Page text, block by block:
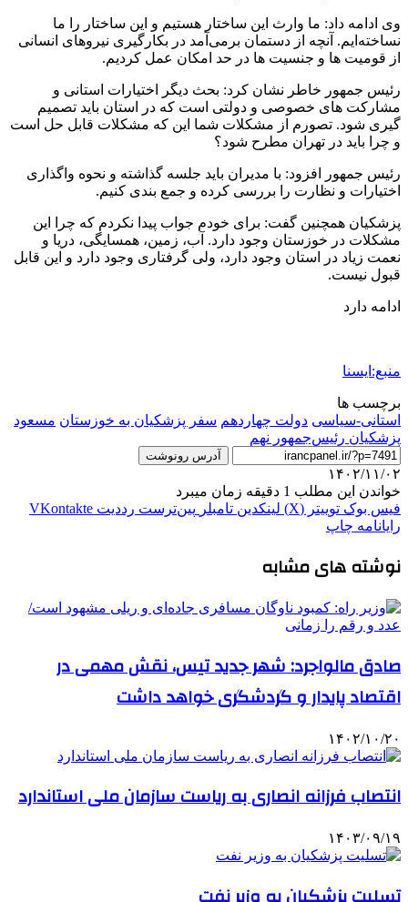
وی ادامه داد: ما وارث این ساختار هستیم و این ساختار را ما
نساخته‌ایم. آنچه از دستمان برمی‌آمد در بکارگیری نیروهای انسانی
از قومیت ها و جنسیت ها در حد امکان عمل کردیم.
رئیس جمهور خاطر نشان کرد: بحث دیگر اختیارات استانی و
مشارکت های خصوصی و دولتی است که در استان باید تصمیم
گیری شود. تصورم از مشکلات شما این که مشکلات قابل حل است
و چرا باید در تهران مطرح شود؟
رئیس جمهور افزود: با مدیران باید جلسه گذاشته و نحوه واگذاری
اختیارات و نظارت را بررسی کرده و جمع بندی کنیم.
پزشکیان همچنین گفت: برای خودم جواب پیدا نکردم که چرا این
مشکلات در خوزستان وجود دارد. آب، زمین، همسایگی، دریا و
نعمت زیاد در استان وجود دارد، ولی گرفتاری وجود دارد و این قابل
قبول نیست.
ادامه دارد
منبع:ایسنا
برچسب ها
استانی-سیاسی دولت چهاردهم سفر پزشکیان به خوزستان مسعود
پزشکیان رئیس‌جمهور نهم
آدرس رونوشت
۱۴۰۲/۱۱/۰۲
خواندن این مطلب 1 دقیقه زمان میبرد
فیس بوک توییتر (X) لینکدین ‫تامبلر ‫پین‌ترست ‫رددیت ‫VKontakte
رایانامه چاپ
نوشته های مشابه
صادق مالواجرد: شهر جدید تیس، نقش مهمی در
اقتصاد پایدار و گردشگری خواهد داشت
۱۴۰۲/۱۰/۲۰
انتصاب فرزانه انصاری به ریاست سازمان ملی استاندارد
۱۴۰۳/۰۹/۱۹